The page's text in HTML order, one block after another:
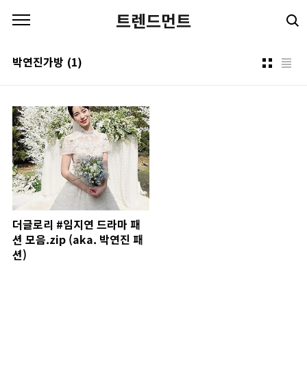
트렌드먼트
박연진가방 (1)
더글로리 #임지연 드라마 패
션 모음.zip (aka. 박연진 패
션)